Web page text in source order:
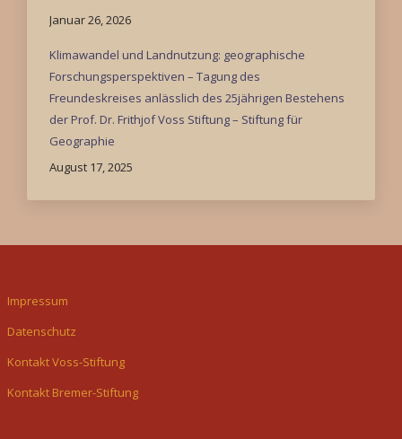
Januar 26, 2026
Klimawandel und Landnutzung: geographische
Forschungsperspektiven – Tagung des
Freundeskreises anlässlich des 25jährigen Bestehens
der Prof. Dr. Frithjof Voss Stiftung – Stiftung für
Geographie
August 17, 2025
Impressum
Datenschutz
Kontakt Voss-Stiftung
Kontakt Bremer-Stiftung